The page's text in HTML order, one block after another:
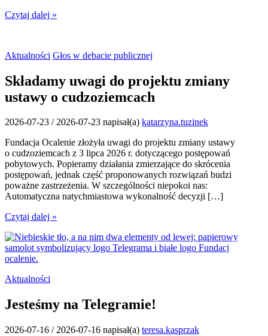
Czytaj dalej »
Aktualności Głos w debacie publicznej
Składamy uwagi do projektu zmiany
ustawy o cudzoziemcach
2026-07-23 / 2026-07-23 napisał(a) katarzyna.tuzinek
Fundacja Ocalenie złożyła uwagi do projektu zmiany ustawy
o cudzoziemcach z 3 lipca 2026 r. dotyczącego postępowań
pobytowych. Popieramy działania zmierzające do skrócenia
postępowań, jednak część proponowanych rozwiązań budzi
poważne zastrzeżenia. W szczególności niepokoi nas:
Automatyczna natychmiastowa wykonalność decyzji […]
Czytaj dalej »
Aktualności
Jesteśmy na Telegramie!
2026-07-16 / 2026-07-16 napisał(a) teresa.kasprzak